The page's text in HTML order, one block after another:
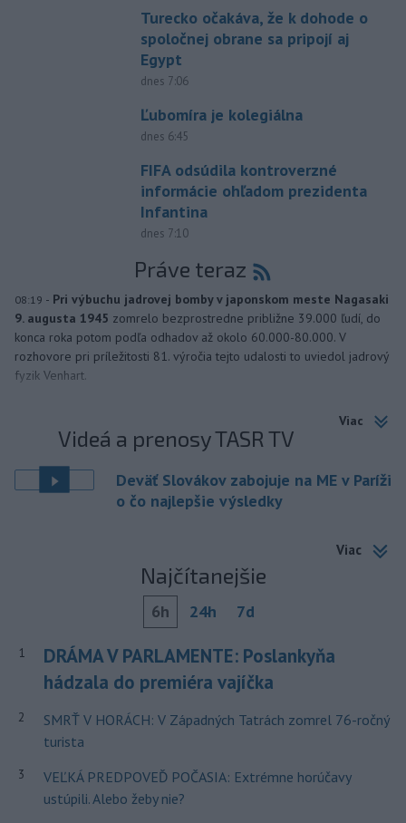
Turecko očakáva, že k dohode o
spoločnej obrane sa pripojí aj
Egypt
dnes 7:06
Ľubomíra je kolegiálna
dnes 6:45
FIFA odsúdila kontroverzné
informácie ohľadom prezidenta
Infantina
dnes 7:10
Práve teraz
08:19 - Pri výbuchu jadrovej bomby v japonskom meste Nagasaki
9. augusta 1945 zomrelo bezprostredne približne 39.000 ľudí, do
konca roka potom podľa odhadov až okolo 60.000-80.000. V
rozhovore pri príležitosti 81. výročia tejto udalosti to uviedol jadrový
fyzik Venhart.
Viac
Videá a prenosy TASR TV
Deväť Slovákov zabojuje na ME v Paríži
o čo najlepšie výsledky
Viac
Najčítanejšie
6h 24h 7d
1
DRÁMA V PARLAMENTE: Poslankyňa
hádzala do premiéra vajíčka
2
SMRŤ V HORÁCH: V Západných Tatrách zomrel 76-ročný
turista
3
VEĽKÁ PREDPOVEĎ POČASIA: Extrémne horúčavy
ustúpili. Alebo žeby nie?